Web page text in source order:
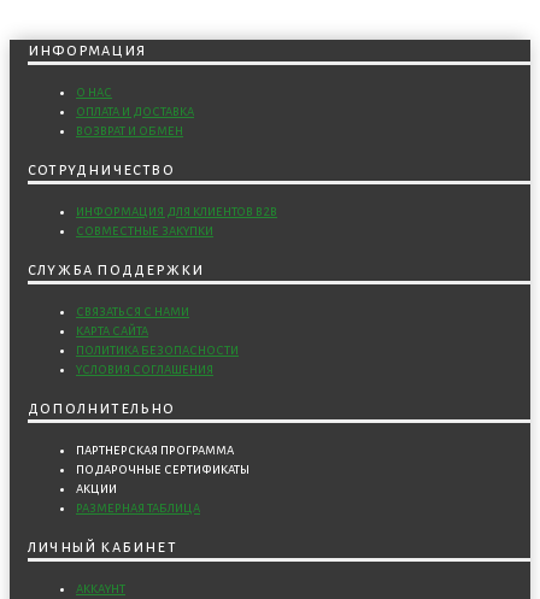
информация
о нас
оплата и доставка
возврат и обмен
сотрудничество
информация для клиентов b2b
совместные закупки
служба поддержки
связаться с нами
карта сайта
политика безопасности
условия соглашения
дополнительно
партнерская программа
подарочные сертификаты
акции
размерная таблица
личный кабинет
аккаунт